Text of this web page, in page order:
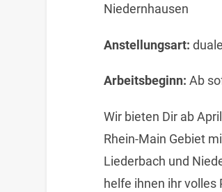
Niedernhausen
Anstellungsart:
Arbeitsbeginn: Ab
Wir bieten Dir ab
Rhein-Main Gebiet
Liederbach und
helfe ihnen ihr volles